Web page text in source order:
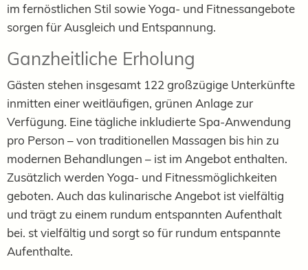
im fernöstlichen Stil sowie Yoga- und Fitnessangebote
sorgen für Ausgleich und Entspannung.
Ganzheitliche Erholung
Gästen stehen insgesamt 122 großzügige Unterkünfte
inmitten einer weitläufigen, grünen Anlage zur
Verfügung. Eine tägliche inkludierte Spa-Anwendung
pro Person – von traditionellen Massagen bis hin zu
modernen Behandlungen – ist im Angebot enthalten.
Zusätzlich werden Yoga- und Fitnessmöglichkeiten
geboten. Auch das kulinarische Angebot ist vielfältig
und trägt zu einem rundum entspannten Aufenthalt
bei. st vielfältig und sorgt so für rundum entspannte
Aufenthalte.